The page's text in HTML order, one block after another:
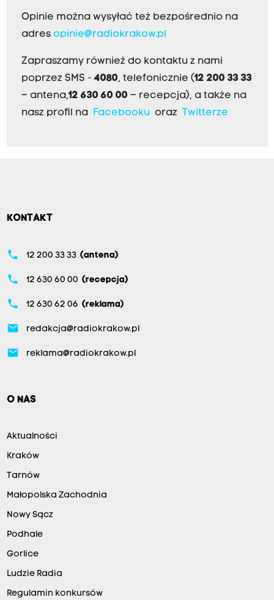
Opinie można wysyłać też bezpośrednio na
adres opinie@radiokrakow.pl
Zapraszamy również do kontaktu z nami
poprzez SMS - 4080, telefonicznie (12 200 33 33
– antena,12 630 60 00 – recepcja), a także na
nasz profil na Facebookuoraz Twitterze
KONTAKT
phone 12 200 33 33 (antena)
phone 12 630 60 00 (recepcja)
phone 12 630 62 06 (reklama)
email redakcja@radiokrakow.pl
email reklama@radiokrakow.pl
O NAS
Aktualności
Kraków
Tarnów
Małopolska Zachodnia
Nowy Sącz
Podhale
Gorlice
Ludzie Radia
Regulamin konkursów